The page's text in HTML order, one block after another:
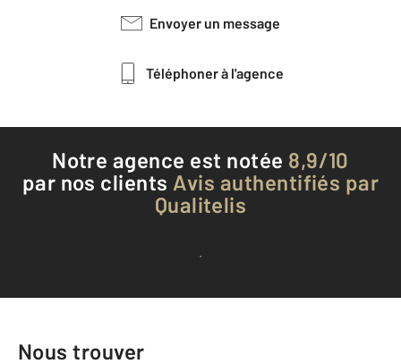
Envoyer un message
Téléphoner à l'agence
Notre agence est notée 8,9/10
par nos clients Avis authentifiés par
Qualitelis
Voir tous les avis clients
Nous trouver